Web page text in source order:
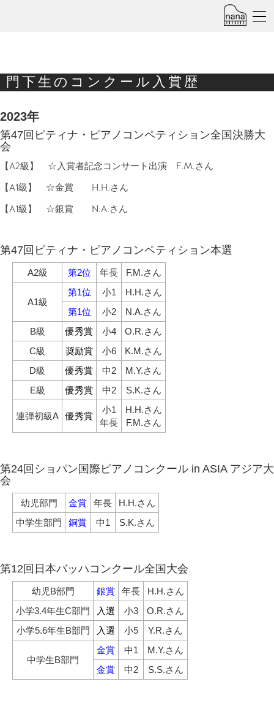
門下生のコンクール入賞歴
2023年
第47回ピティナ・ピアノコンペティション全国決勝大
会
【A2級】 ☆入賞者記念コンサート出演 F.M.さん
【A1級】 ☆金賞 H.H.さん
【A1級】 ☆銀賞 N.A.さん
第47回ピティナ・ピアノコンペティション本選
A2級 第2位 年長 F.M.さん
A1級
第1位 小1
H.H.さん
第1位
小2
N.A.さん
B級
優秀賞 小4
O.R.さん
C級
奨励賞 小6
K.M.さん
D級
優秀賞 中2
M.Y.さん
E級
優秀賞 中2 S.K.さん
連弾初級A 優秀賞
小1
年長
H.H.さん
F.M.さん
第24回ショパン国際ピアノコンクール in ASIA アジア大
会
幼児部門 金賞 年長
H.H.さん
中学生部門
銅賞 中1 S.K.さん
第12回日本バッハコンクール全国大会
幼児B部門 銀賞 年長
H.H.さん
小学3.4年生C部門
入選 小3
O.R.さん
小学5.6年生B部門
入選 小5 Y.R.さん
中学生B部門
金賞 中1
M.Y.さん
金賞
中2 S.S.さん